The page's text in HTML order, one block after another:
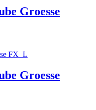
Groesse
Groesse